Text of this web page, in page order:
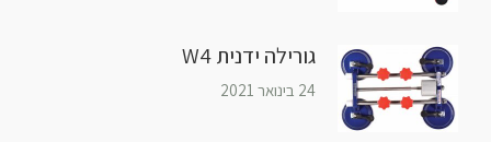
גורילה ידנית W4
24 בינואר 2021